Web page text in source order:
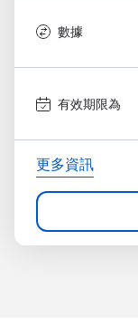
數據
有效期限為
更多資訊